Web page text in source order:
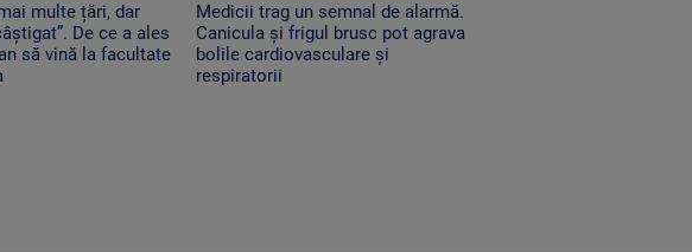
multe țări, dar
De ce a ales
să vină la facultate
Medicii trag un semnal de alarmă.
Canicula și frigul brusc pot agrava
bolile cardiovasculare și
respiratorii